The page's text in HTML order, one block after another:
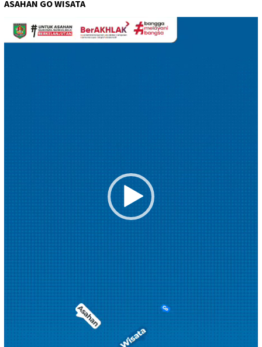
ASAHAN GO WISATA
Pemutar
Video